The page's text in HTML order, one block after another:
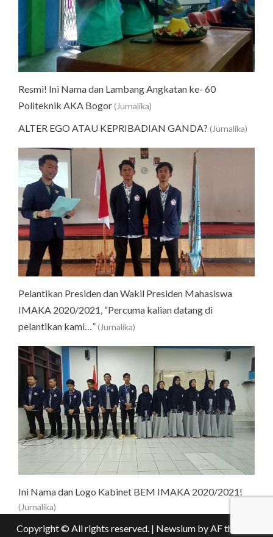
Resmi! Ini Nama dan Lambang Angkatan ke- 60
Politeknik AKA Bogor(Jurnalika)
ALTER EGO ATAU KEPRIBADIAN GANDA? (Jurnalika)
Pelantikan Presiden dan Wakil Presiden Mahasiswa
IMAKA 2020/2021, “Percuma kalian datang di
pelantikan kami…”(Jurnalika)
Ini Nama dan Logo Kabinet BEM IMAKA 2020/2021!
(Jurnalika)
Copyright © All rights reserved. | Newsium by AF themes.